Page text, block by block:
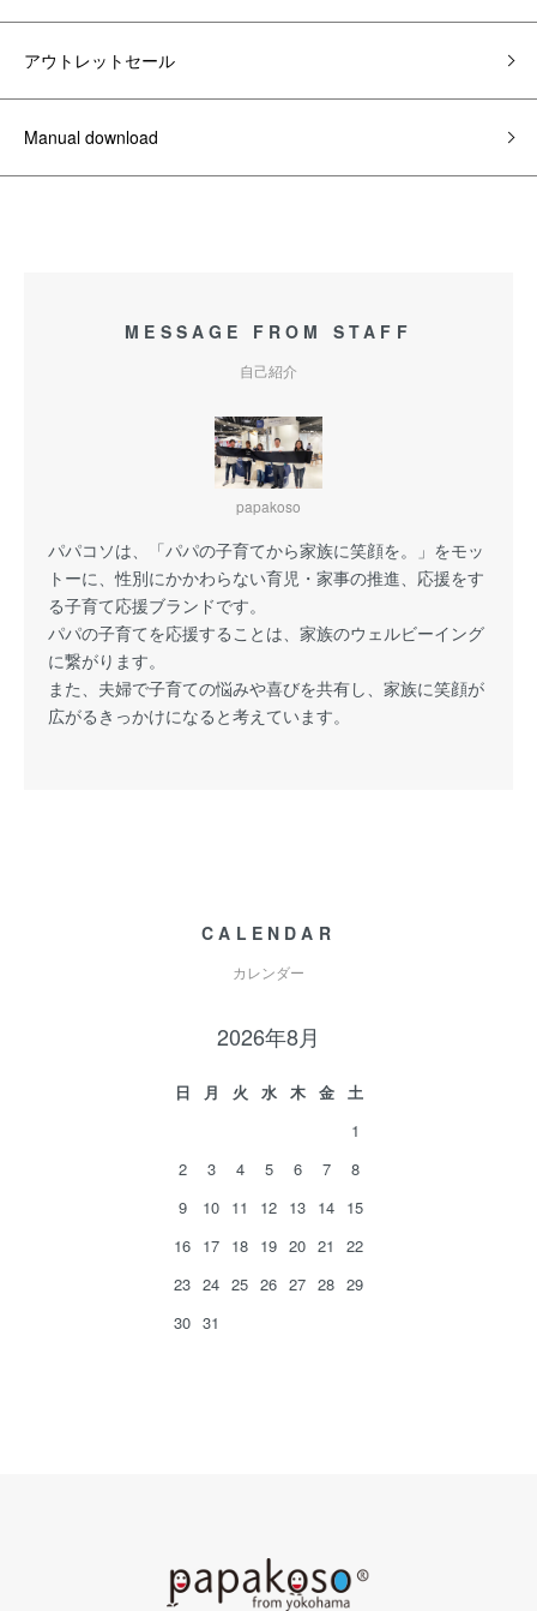
アウトレットセール
Manual download
MESSAGE FROM STAFF
自己紹介
papakoso
パパコソは、「パパの子育てから家族に笑顔を。」をモッ
トーに、性別にかかわらない育児・家事の推進、応援をす
る子育て応援ブランドです。
パパの子育てを応援することは、家族のウェルビーイング
に繋がります。
また、夫婦で子育ての悩みや喜びを共有し、家族に笑顔が
広がるきっかけになると考えています。
CALENDAR
カレンダー
2026年8月
日 月 火 水 木 金
土
1
2
3 4 5 6 7
8
9
10 11 12 13 14 15
16 17 18 19 20 21
22
23 24 25 26 27 28 29
30 31